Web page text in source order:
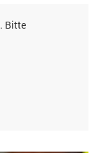
. Bitte